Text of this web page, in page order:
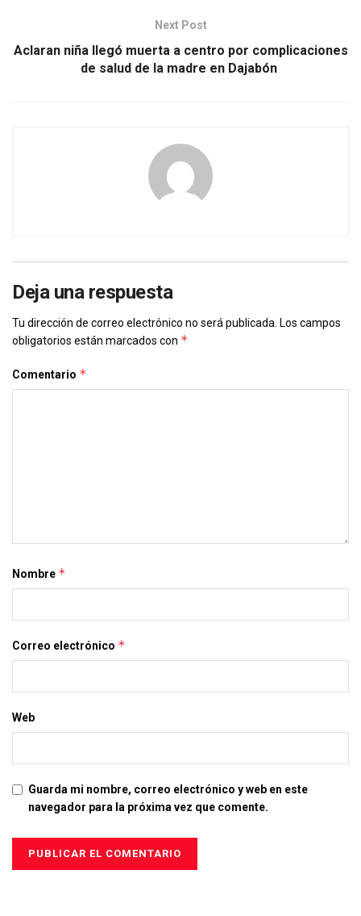
Next Post
Aclaran niña llegó muerta a centro por complicaciones
de salud de la madre en Dajabón
Deja una respuesta
Tu dirección de correo electrónico no será publicada. Los campos
obligatorios están marcados con *
Comentario *
Nombre *
Correo electrónico *
Web
Guarda mi nombre, correo electrónico y web en este
navegador para la próxima vez que comente.